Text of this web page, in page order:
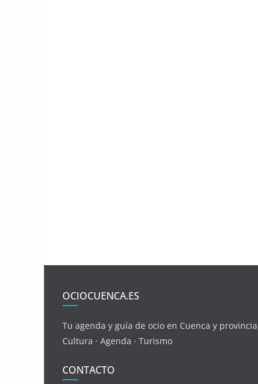
OCIOCUENCA.ES
Tu agenda y guía de ocio en Cuenca y
Cultura · Agenda · Turismo
CONTACTO